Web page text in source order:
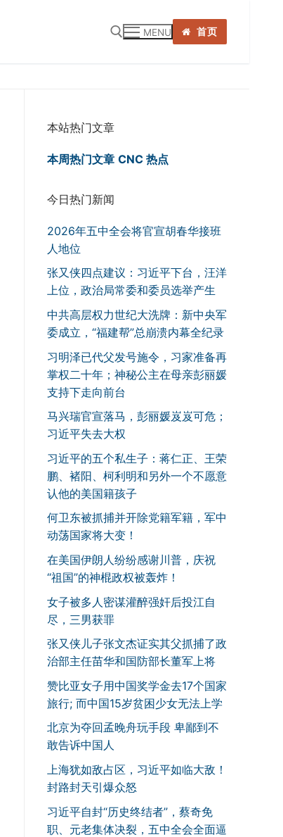
MENU 首页
本站热门文章
本周热门文章 CNC 热点
今日热门新闻
2026年五中全会将官宣胡春华接班
人地位
张又侠四点建议：习近平下台，汪洋
上位，政治局常委和委员选举产生
中共高层权力世纪大洗牌：新中央军
委成立，“福建帮”总崩溃内幕全纪录
习明泽已代父发号施令，习家准备再
掌权二十年；神秘公主在母亲彭丽媛
支持下走向前台
马兴瑞官宣落马，彭丽媛岌岌可危；
习近平失去大权
习近平的五个私生子：蒋仁正、王荣
鹏、褚阳、柯利明和另外一个不愿意
认他的美国籍孩子
何卫东被抓捕并开除党籍军籍，军中
动荡国家将大变！
在美国伊朗人纷纷感谢川普，庆祝
“祖国”的神棍政权被轰炸！
女子被多人密谋灌醉强奸后投江自
尽，三男获罪
张又侠儿子张文杰证实其父抓捕了政
治部主任苗华和国防部长董军上将
赞比亚女子用中国奖学金去17个国家
旅行; 而中国15岁贫困少女无法上学
北京为夺回孟晚舟玩手段 卑鄙到不
敢告诉中国人
上海犹如敌占区，习近平如临大敌！
封路封天引爆众怒
习近平自封“历史终结者”，蔡奇免
职、元老集体决裂，五中全会全面逼